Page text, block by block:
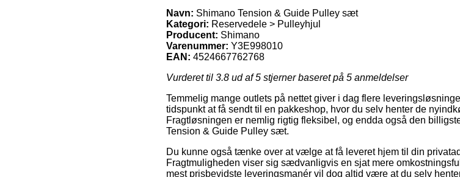
Navn: Shimano Tension & Guide Pulley sæt
Kategori: Reservedele > Pulleyhjul
Producent: Shimano
Varenummer: Y3E998010
EAN: 4524667762768
Vurderet til 3.8 ud af 5 stjerner baseret på 5 anmeldelser
Temmelig mange outlets på nettet giver i dag flere
tidspunkt at få sendt til en pakkeshop, hvor du selv henter de
Fragtløsningen er nemlig rigtig fleksibel, og endda også den
Tension & Guide Pulley sæt.
Du kunne også tænke over at vælge at få leveret hjem til din
Fragtmuligheden viser sig sædvanligvis en sjat mere
mest prisbevidste leveringsmanér vil dog altid være at du selv